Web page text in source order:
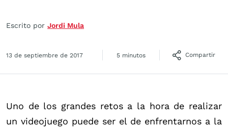
Escrito por Jordi Mula
13 de septiembre de 2017 5 minutos Compartir
Uno de los grandes retos a la hora de realizar
un videojuego puede ser el de enfrentarnos a la